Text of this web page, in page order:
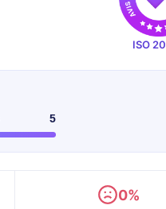
ISO
5
0%